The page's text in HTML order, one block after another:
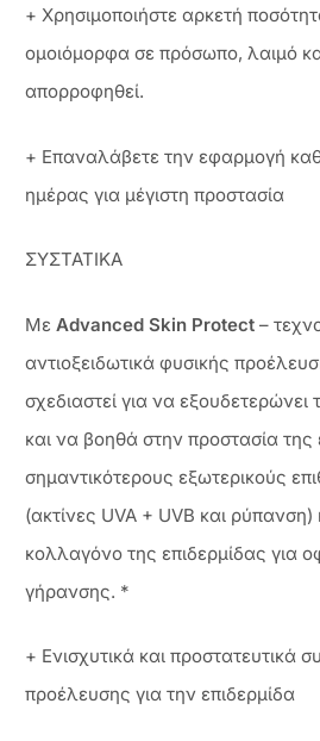
+ Χρησιμοποιήστε αρκετή
ομοιόμορφα σε πρόσωπο, λαιμό
απορροφηθεί.
+ Επαναλάβετε την εφαρμογή
ημέρας για μέγιστη προστασία
ΣΥΣΤΑΤΙΚΑ
Με Advanced Skin Protect –
αντιοξειδωτικά φυσικής
σχεδιαστεί για να εξουδετερώνει
και να βοηθά στην προστασία της
σημαντικότερους εξωτερικούς
(ακτίνες UVA + UVB και ρύπανση)
κολλαγόνο της επιδερμίδας για
γήρανσης. *
+ Ενισχυτικά και προστατευτικά
προέλευσης για την επιδερμίδα